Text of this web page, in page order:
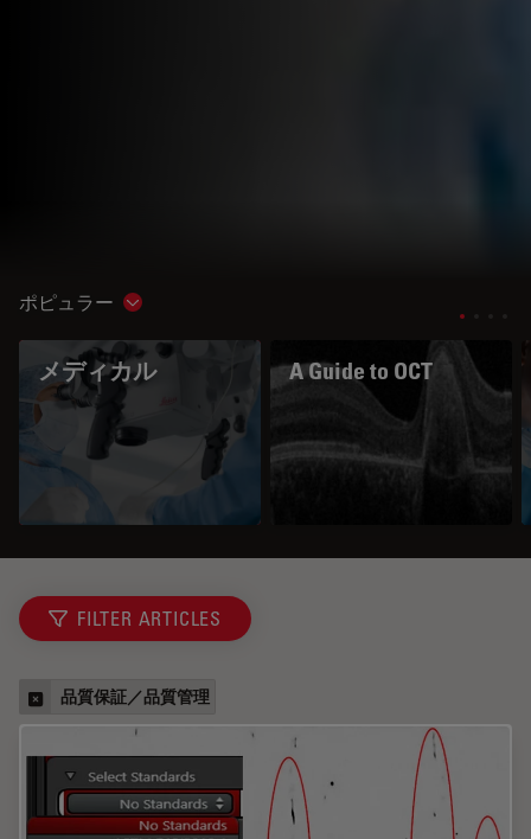
ポピュラー Show subnavigation
メディカル A Guide to OCT
FILTER ARTICLES
品質保証／品質管理